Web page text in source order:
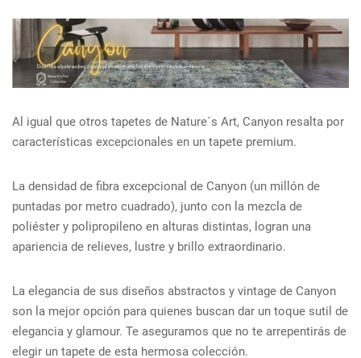
Al igual que otros tapetes de Nature´s Art, Canyon resalta por
características excepcionales en un tapete premium.
La densidad de fibra excepcional de Canyon (un millón de
puntadas por metro cuadrado), junto con la mezcla de
poliéster y polipropileno en alturas distintas, logran una
apariencia de relieves, lustre y brillo extraordinario.
La elegancia de sus diseños abstractos y vintage de Canyon
son la mejor opción para quienes buscan dar un toque sutil de
elegancia y glamour. Te aseguramos que no te arrepentirás de
elegir un tapete de esta hermosa colección.